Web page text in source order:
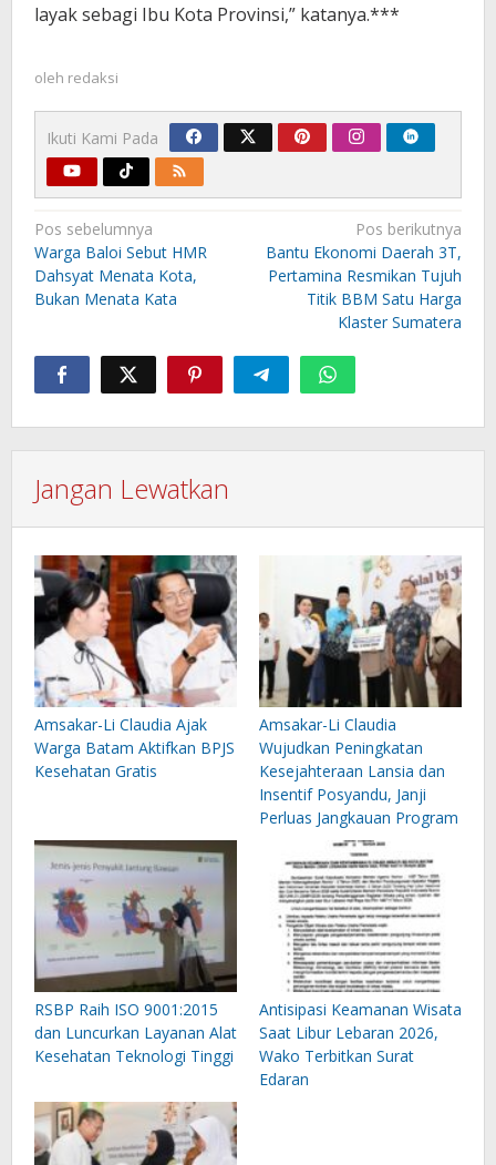
layak sebagi Ibu Kota Provinsi,” katanya.***
oleh redaksi
Ikuti Kami Pada
Navigasi
pos
Pos sebelumnya
Warga Baloi Sebut HMR
Dahsyat Menata Kota,
Bukan Menata Kata
Pos berikutnya
Bantu Ekonomi Daerah 3T,
Pertamina Resmikan Tujuh
Titik BBM Satu Harga
Klaster Sumatera
Jangan Lewatkan
Amsakar-Li Claudia Ajak
Warga Batam Aktifkan BPJS
Kesehatan Gratis
Amsakar-Li Claudia
Wujudkan Peningkatan
Kesejahteraan Lansia dan
Insentif Posyandu, Janji
Perluas Jangkauan Program
RSBP Raih ISO 9001:2015
dan Luncurkan Layanan Alat
Kesehatan Teknologi Tinggi
Antisipasi Keamanan Wisata
Saat Libur Lebaran 2026,
Wako Terbitkan Surat
Edaran